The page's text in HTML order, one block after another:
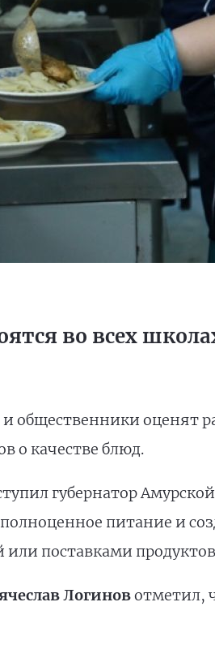
во всех
общественники оценят
о качестве блюд.
губернатор Амурской
питание и
поставками
Логиновотметил,